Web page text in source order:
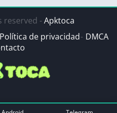
reserved -Apktoca
Política de privacidad DMCA